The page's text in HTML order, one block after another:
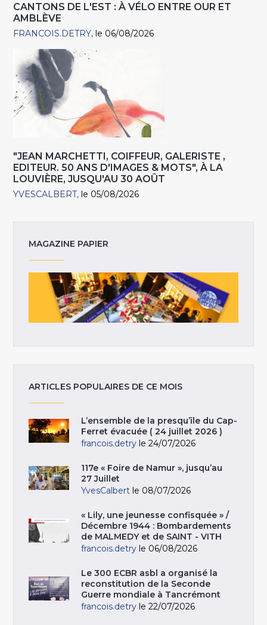
CANTONS DE L'EST : À VÉLO ENTRE OUR ET
AMBLÈVE
FRANCOIS.DETRY le 06/08/2026
"JEAN MARCHETTI, COIFFEUR, GALERISTE ,
EDITEUR. 50 ANS D'IMAGES & MOTS", À LA
LOUVIÈRE, JUSQU'AU 30 AOÛT
YVESCALBERT le 05/08/2026
MAGAZINE PAPIER
ARTICLES POPULAIRES DE CE MOIS
L’ensemble de la presqu’île du Cap-
Ferret évacuée ( 24 juillet 2026 )
francois.detry le 24/07/2026
117e « Foire de Namur », jusqu’au
27 Juillet
YvesCalbert le 08/07/2026
« Lily, une jeunesse confisquée » /
Décembre 1944 : Bombardements
de MALMEDY et de SAINT - VITH
francois.detry le 06/08/2026
Le 300 ECBR asbl a organisé la
reconstitution de la Seconde
Guerre mondiale à Tancrémont
francois.detry le 22/07/2026